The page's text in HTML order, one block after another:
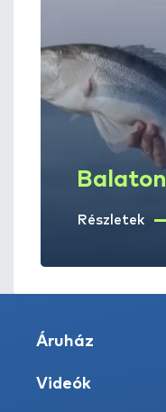
Balaton
Részletek
Áruház
Videók